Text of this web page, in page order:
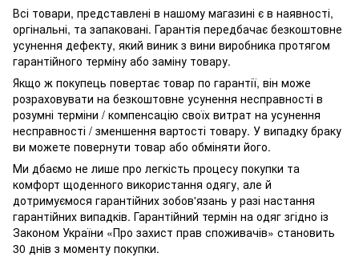
Всі товари, представлені в нашому магазині є в наявності,
оргінальні, та запаковані. Гарантія передбачає безкоштовне
усунення дефекту, який виник з вини виробника протягом
гарантійного терміну або заміну товару.
Якщо ж покупець повертає товар по гарантії, він може
розраховувати на безкоштовне усунення несправності в
розумні терміни / компенсацію своїх витрат на усунення
несправності / зменшення вартості товару. У випадку браку
ви можете повернути товар або обміняти його.
Ми дбаємо не лише про легкість процесу покупки та
комфорт щоденного використання одягу, але й
дотримуємося гарантійних зобов'язань у разі настання
гарантійних випадків. Гарантійний термін на одяг згідно із
Законом України «Про захист прав споживачів» становить
30 днів з моменту покупки.